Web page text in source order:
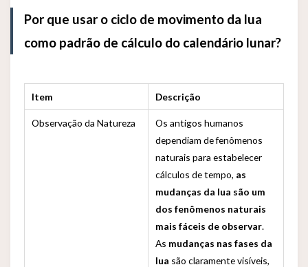
Por que usar o ciclo de movimento da lua
como padrão de cálculo do calendário lunar?
Item Descrição
Observação da Natureza
Os antigos humanos
dependiam de fenômenos
naturais para estabelecer
cálculos de tempo, as
mudanças da lua são um
dos fenômenos naturais
mais fáceis de observar.
As mudanças nas fases da
lua são claramente visíveis,